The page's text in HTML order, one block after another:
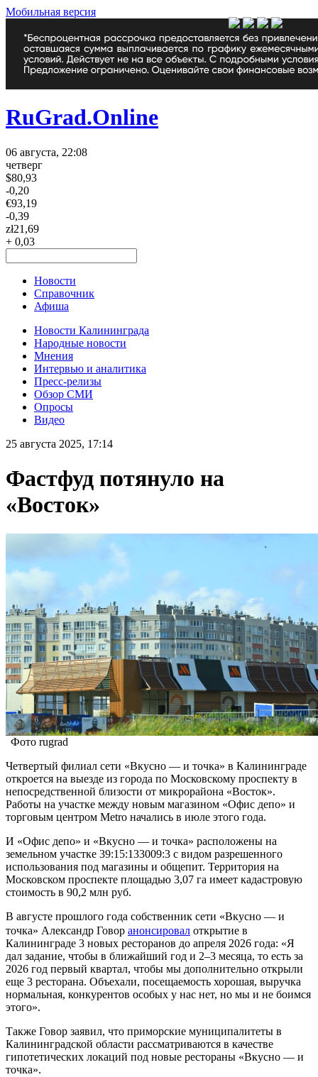
Мобильная версия
RuGrad.Online
06 августа, 22:08
четверг
$80,93
-0,20
€93,19
-0,39
zł21,69
+ 0,03
Новости
Справочник
Афиша
Новости Калининграда
Народные новости
Мнения
Интервью и аналитика
Пресс-релизы
Обзор СМИ
Опросы
Видео
25 августа 2025, 17:14
Фастфуд потянуло на
«Восток»
Фото rugrad
Четвертый филиал сети «Вкусно — и точка» в Калининграде
откроется на выезде из города по Московскому проспекту в
непосредственной близости от микрорайона «Восток».
Работы на участке между новым магазином «Офис депо» и
торговым центром Metro начались в июле этого года.
И «Офис депо» и «Вкусно — и точка» расположены на
земельном участке 39:15:133009:3 с видом разрешенного
использования под магазины и общепит. Территория на
Московском проспекте площадью 3,07 га имеет кадастровую
стоимость в 90,2 млн руб.
В августе прошлого года собственник сети «Вкусно — и
точка» Александр Говор анонсировал открытие в
Калининграде 3 новых ресторанов до апреля 2026 года: «Я
дал задание, чтобы в ближайший год и 2–3 месяца, то есть за
2026 год первый квартал, чтобы мы дополнительно открыли
еще 3 ресторана. Объехали, посещаемость хорошая, выручка
нормальная, конкурентов особых у нас нет, но мы и не боимся
этого».
Также Говор заявил, что приморские муниципалитеты в
Калининградской области рассматриваются в качестве
гипотетических локаций под новые рестораны «Вкусно — и
точка».